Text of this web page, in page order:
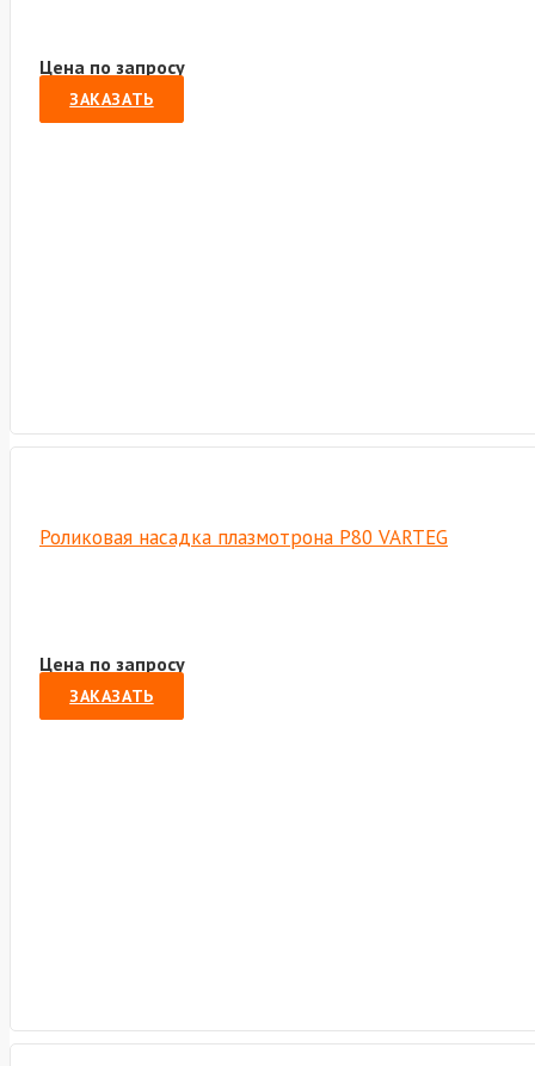
Цена по запросу
ЗАКАЗАТЬ
Роликовая насадка плазмотрона Р80 VARTEG
Цена по запросу
ЗАКАЗАТЬ